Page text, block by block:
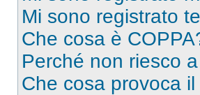
Mi sono registrato
Che cosa è
Perché non riesco
Che cosa provoca il